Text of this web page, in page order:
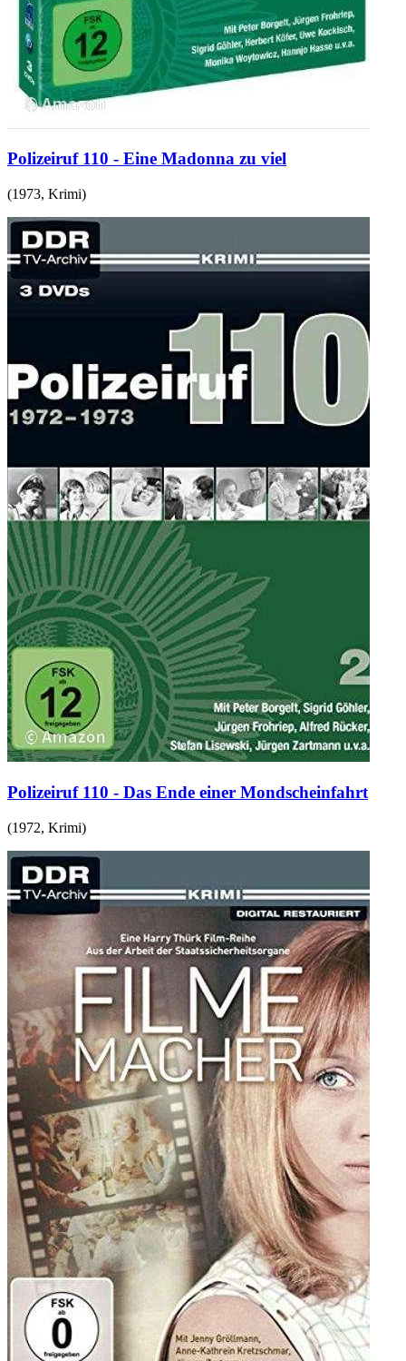
Polizeiruf 110 - Eine Madonna zu viel
(1973, Krimi)
Polizeiruf 110 - Das Ende einer Mondscheinfahrt
(1972, Krimi)